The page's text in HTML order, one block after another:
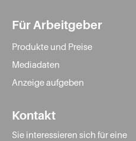
Für Arbeitgeber
Produkte und Preise
Mediadaten
Anzeige aufgeben
Kontakt
Sie interessieren sich für eine